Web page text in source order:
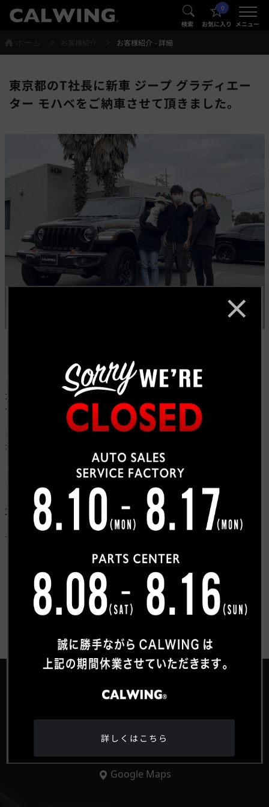
® 検索
0
お気に入り メニュー
®
お客様紹介 - 詳細
東京都のT社長に新車 ジープ グラディエー
ター モハベをご納車させて頂きました。
ピックアップをお探しで弊社にご来店くださり、いくつ
か車種をご案内させて頂きましたところグラディエータ
ーをご購入いただきました。
日本にはまだ数の少ないグレードのモハベ。さらに希少
なカラーのスティンググレーは注目度抜群です！
Ｔ社長、この度は弊社へのご用命いただきありがとうご
ざいました。
2
台目のご用命もお待ちしております。
お客様紹介一覧にもどる
HEAD OFFICE
〒359-0027 埼玉県所沢市松郷342-6
Google Maps
詳しくはこちら